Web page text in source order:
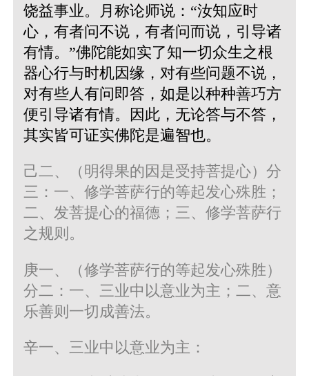
饶益事业。月称论师说：“汝知应时
心，有者问不说，有者问而说，引导诸
有情。”佛陀能如实了知一切众生之根
器心行与时机因缘，对有些问题不说，
对有些人有问即答，如是以种种善巧方
便引导诸有情。因此，无论答与不答，
其实皆可证实佛陀是遍智也。
己二、（明得果的因是受持菩提心）分
三：一、修学菩萨行的等起发心殊胜；
二、发菩提心的福德；三、修学菩萨行
之规则。
庚一、（修学菩萨行的等起发心殊胜）
分二：一、三业中以意业为主；二、意
乐善则一切成善法。
辛一、三业中以意业为主：